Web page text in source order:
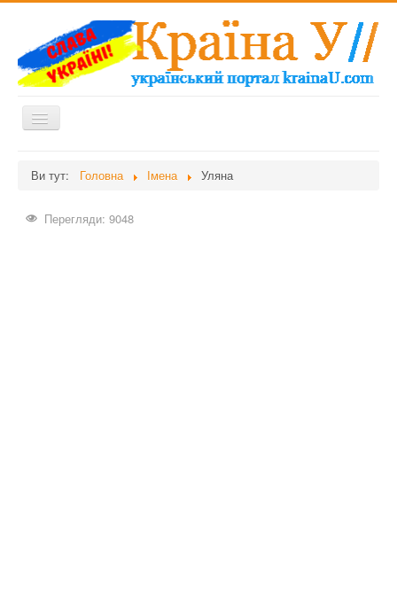
Перемикач
навігації
Здоров'я
Ви тут: Головна Імена Уляна
Перегляди: 9048